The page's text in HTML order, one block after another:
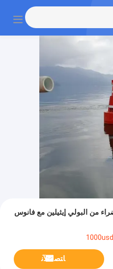
من البولي إيثيلين مع فانوس
ﺎﺘﺼﻟ ﺍﻶﻧ